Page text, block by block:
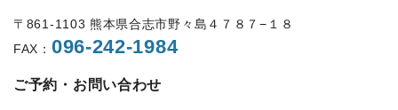
〒861-1103 熊本県合志市野々島４７８７−１８
FAX： 096-242-1984
ご予約・お問い合わせ